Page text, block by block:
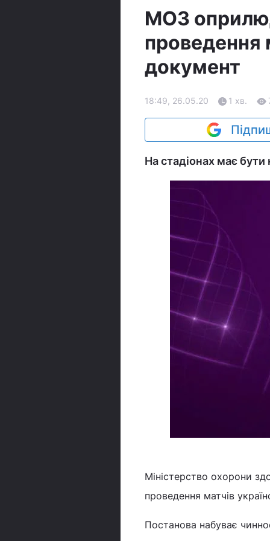
МОЗ
проведення
документ
18:49, 26.05.20 1 хв.
На стадіонах має бути
Міністерство охорони
проведення матчів
Постанова набуває